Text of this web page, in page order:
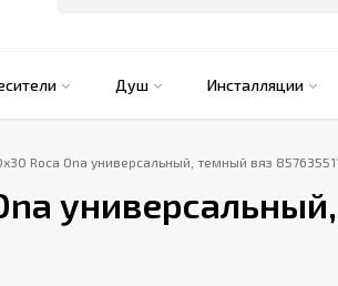
Душ Инсталляции
Roca Ona универсальный, темный вяз